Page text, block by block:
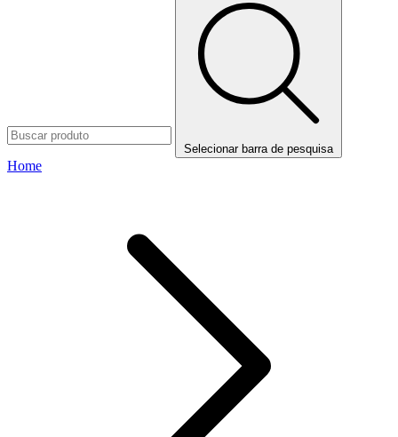
Selecionar barra de pesquisa
Home